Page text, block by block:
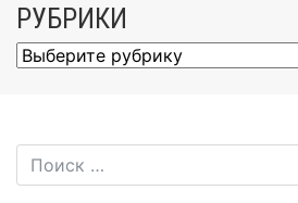
РУБРИКИ
Рубрики